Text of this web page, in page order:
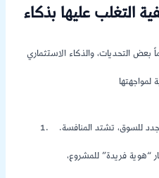
التغلب عليها بذكاء
بعض التحديات، والذكاء الاستثماري
للسوق، تشتد المنافسة.
“هوية فريدة” للمشروع،